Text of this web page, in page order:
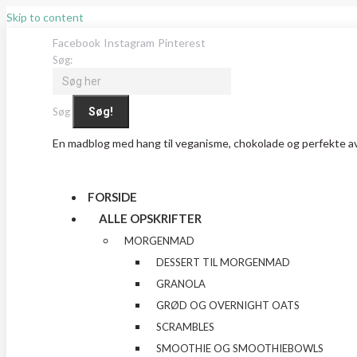
Skip to content
Facebook Instagram Pinterest
Søg:
Søg
En madblog med hang til veganisme, chokolade og perfekte
FORSIDE
ALLE OPSKRIFTER
MORGENMAD
DESSERT TIL MORGENMAD
GRANOLA
GRØD OG OVERNIGHT OATS
SCRAMBLES
SMOOTHIE OG SMOOTHIEBOWLS